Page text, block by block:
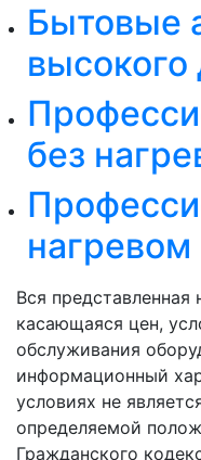
Бытовые
высокого
без
Вся
касающаяся цен,
обслуживания
информационный
условиях не
определяемой
Гражданского